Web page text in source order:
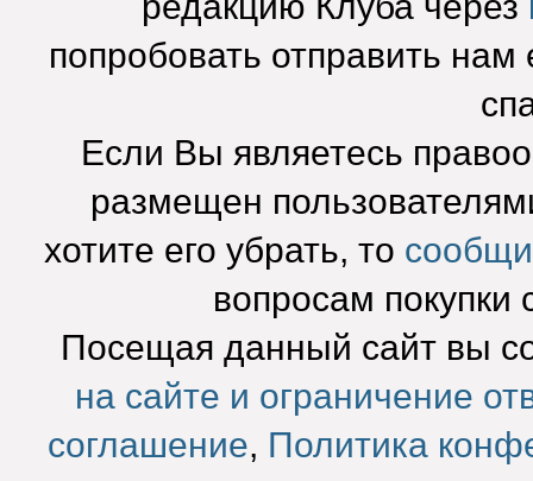
попробовать отправить нам
Если Вы являетесь
размещен
хотите его убрать, то
вопросам покупки
Посещая данный сайт вы
на сайте и ограничение
соглашение, Политика